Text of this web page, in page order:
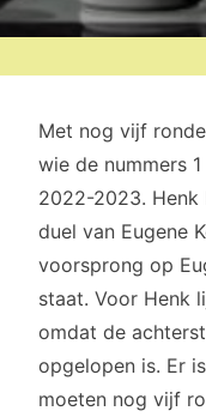
Met nog vijf
wie de nummers
2022-2023. Henk
duel van Eugene
voorsprong op
staat. Voor Henk
omdat de
opgelopen is. Er
moeten nog vijf